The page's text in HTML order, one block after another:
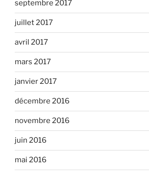
septembre 2017
juillet 2017
avril 2017
mars 2017
janvier 2017
décembre 2016
novembre 2016
juin 2016
mai 2016